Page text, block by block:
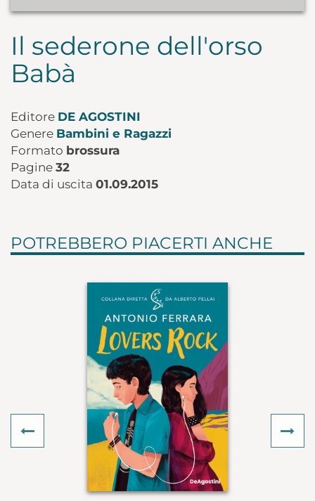
Il sederone dell'orso
Babà
Editore DE AGOSTINI
Genere Bambini e Ragazzi
Formato brossura
Pagine 32
Data di uscita 01.09.2015
POTREBBERO PIACERTI ANCHE
Previous